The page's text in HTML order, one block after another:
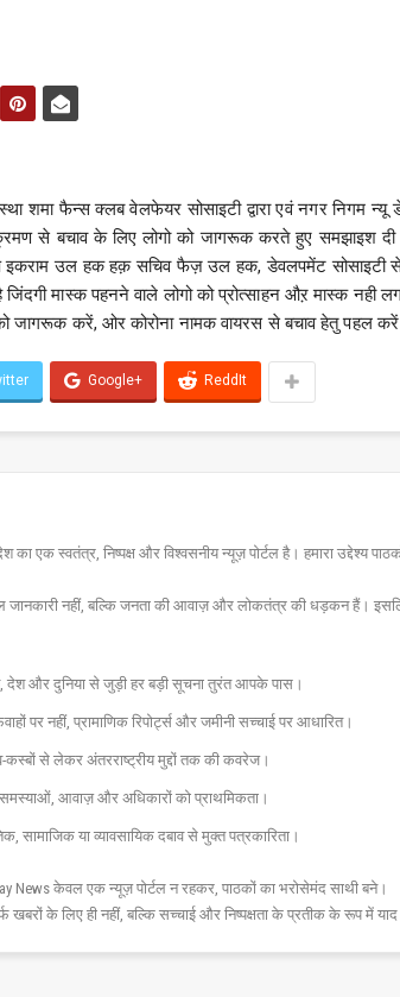
शमा फैन्स क्लब वेलफेयर सोसाइटी द्वारा एवं नगर निगम न्यू
से बचाव के लिए लोगो को जागरूक करते हुए समझाइश
इकराम उल हक हक़ सचिव फैज़ उल हक, डेवलपमेंट
मास्क पहनने वाले लोगो को प्रोत्साहन औऱ मास्क नही
जागरूक करें, ओर कोरोना नामक वायरस से बचाव हेतु पहल करें
Google+ ReddIt
का एक स्वतंत्र, निष्पक्ष और विश्वसनीय न्यूज़ पोर्टल है। हमारा उद्देश्य
जानकारी नहीं, बल्कि जनता की आवाज़ और लोकतंत्र की धड़कन हैं।
और दुनिया से जुड़ी हर बड़ी सूचना तुरंत आपके पास।
पर नहीं, प्रामाणिक रिपोर्ट्स और जमीनी सच्चाई पर आधारित।
कस्बों से लेकर अंतरराष्ट्रीय मुद्दों तक की कवरेज।
समस्याओं, आवाज़ और अधिकारों को प्राथमिकता।
सामाजिक या व्यावसायिक दबाव से मुक्त पत्रकारिता।
News केवल एक न्यूज़ पोर्टल न रहकर, पाठकों का भरोसेमंद साथी बने।
खबरों के लिए ही नहीं, बल्कि सच्चाई और निष्पक्षता के प्रतीक के रूप में